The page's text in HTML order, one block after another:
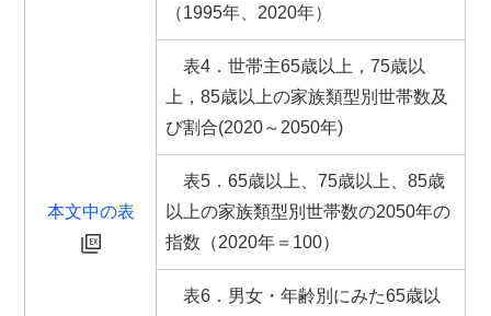
本文中の表
（1995年、2020年）
表4．世帯主65歳以上，75歳以
上，85歳以上の家族類型別世帯数及
び割合(2020～2050年)
表5．65歳以上、75歳以上、85歳
以上の家族類型別世帯数の2050年の
指数（2020年＝100）
表6．男女・年齢別にみた65歳以